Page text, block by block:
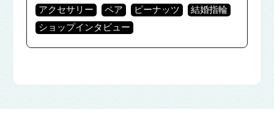
アクセサリー
ペア ピーナッツ
結婚指輪
ショップインタビュー